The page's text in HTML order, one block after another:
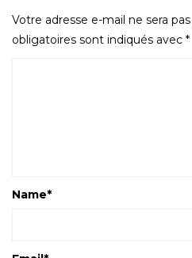
Votre adresse e-mail ne sera
obligatoires sont indiqués avec *
Name*